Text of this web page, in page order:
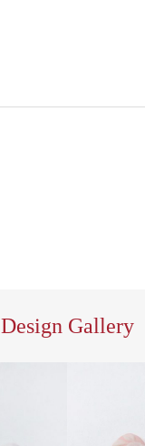
Design Gallery